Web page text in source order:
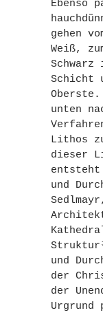
Ebenso
gehen
Weiß,
Schicht
Oberste.
unten
Lithos
dieser
entsteht
und
und
der
der